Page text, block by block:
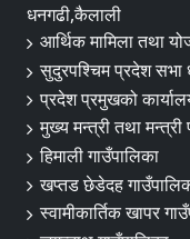
धनगढी,कैलाली
आर्थिक मामिला तथा
सुदुरपश्चिम प्रदेश सभा
प्रदेश प्रमुखको
मुख्य मन्त्री तथा मन्त्री
हिमाली गाउँपालिका
खप्तड छेडेदह
स्वामीकार्तिक खापर